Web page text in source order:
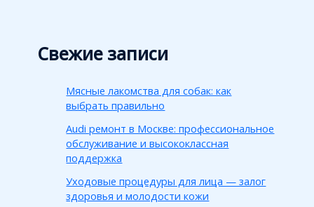
Свежие записи
Мясные лакомства для собак: как
выбрать правильно
Audi ремонт в Москве: профессиональное
обслуживание и высококлассная
поддержка
Уходовые процедуры для лица — залог
здоровья и молодости кожи